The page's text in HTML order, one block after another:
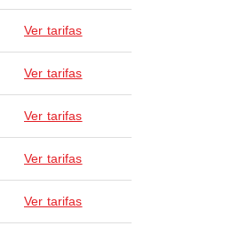
Ver tarifas
Ver tarifas
Ver tarifas
Ver tarifas
Ver tarifas